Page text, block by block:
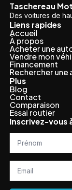
Taschereau
Des voitures de
Liens rapides
Accueil
À propos
Acheter une
Vendre mon
Financement
Rechercher une
Plus
Blog
Contact
Comparaison
Essai routier
Inscrivez-vous
Prénom
Email